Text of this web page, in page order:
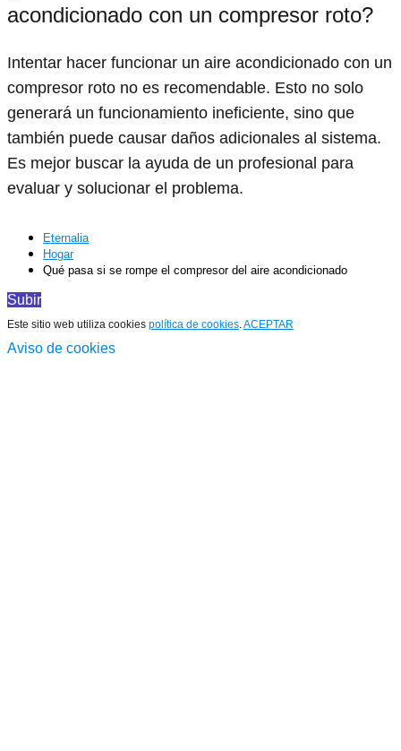
acondicionado con un compresor roto?
Intentar hacer funcionar un aire acondicionado con un
compresor roto no es recomendable. Esto no solo
generará un funcionamiento ineficiente, sino que
también puede causar daños adicionales al sistema.
Es mejor buscar la ayuda de un profesional para
evaluar y solucionar el problema.
Eternalia
Hogar
Qué pasa si se rompe el compresor del aire acondicionado
Subir
Este sitio web utiliza cookies política de cookies ACEPTAR
Aviso de cookies